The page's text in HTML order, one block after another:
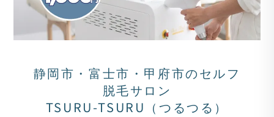
静岡市・富士市・甲府市のセルフ
脱毛サロン
TSURU-TSURU（つるつる）